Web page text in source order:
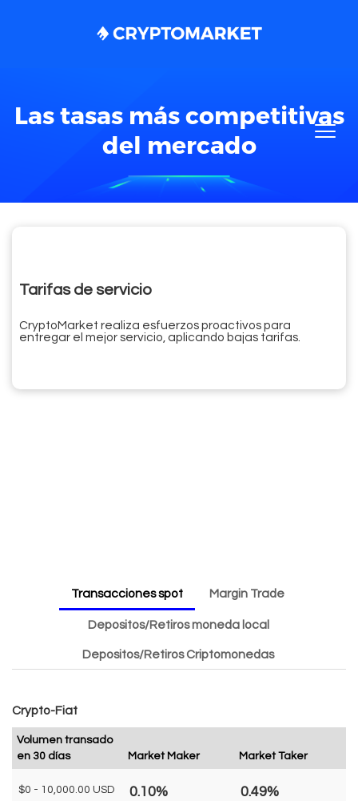
Las tasas más competitivas
del mercado
Tarifas de servicio
CryptoMarket realiza esfuerzos proactivos para
entregar el mejor servicio, aplicando bajas tarifas.
Transacciones spot Margin Trade
Depositos/Retiros moneda local
Depositos/Retiros Criptomonedas
Crypto-Fiat
Volumen transado
en 30 días
Market Maker Market Taker
$0 - 10,000.00 USD 0.10% 0.49%